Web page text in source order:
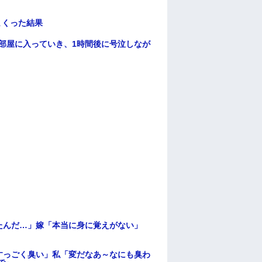
った結果
屋に入っていき、1時間後に号泣しなが
だ…」嫁「本当に身に覚えがない」
ごく臭い」私「変だなあ～なにも臭わ